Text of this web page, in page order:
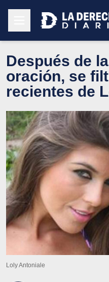
Después de
oración, se
recientes de
Loly Antoniale